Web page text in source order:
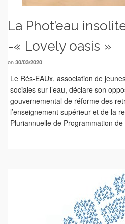
La Phot’eau
-« Lovely oasis »
on 30/03/2020
Le Rés-EAUx, association de
sociales sur l’eau, déclare son
gouvernemental de réforme des
l’enseignement supérieur et de la
Pluriannuelle de Programmation